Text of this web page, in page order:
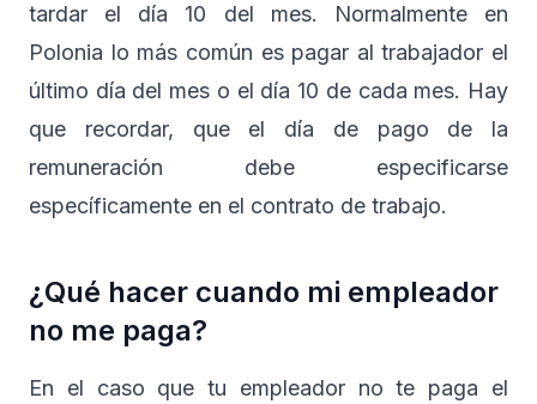
tardar el día 10 del mes. Normalmente en
Polonia lo más común es pagar al trabajador el
último día del mes o el día 10 de cada mes. Hay
que recordar, que el día de pago de la
remuneración debe especificarse
específicamente en el contrato de trabajo.
¿Qué hacer cuando mi empleador
no me paga?
En el caso que tu empleador no te paga el